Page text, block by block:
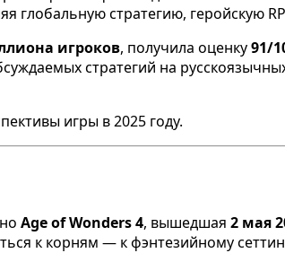
глобальную стратегию, геройскую
игроков, получила оценку91/
стратегий на
игры в 2025 году.
Age of Wonders 4, вышедшая 2 мая
к корням — к фэнтезийному